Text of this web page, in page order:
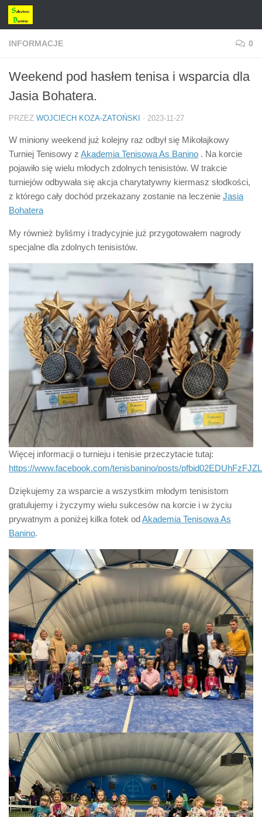
Przejdź do treści
INFORMACJE 0
Weekend pod hasłem tenisa i wsparcia dla
Jasia Bohatera.
PRZEZ WOJCIECH KOZA-ZATOŃSKI · 2023-11-27
W miniony weekend już kolejny raz odbył się Mikołajkowy
Turniej Tenisowy z Akademia Tenisowa As Banino . Na korcie
pojawiło się wielu młodych zdolnych tenisistów. W trakcie
turniejów odbywała się akcja charytatywny kiermasz słodkości,
z którego cały dochód przekazany zostanie na leczenie Jasia
Bohatera
My również byliśmy i tradycyjnie już przygotowałem nagrody
specjalne dla zdolnych tenisistów.
Więcej informacji o turnieju i tenisie przeczytacie tutaj:
https://www.facebook.com/tenisbanino/posts/
Dziękujemy za wsparcie a wszystkim młodym tenisistom
gratulujemy i życzymy wielu sukcesów na korcie i w życiu
prywatnym a poniżej kilka fotek odAkademia Tenisowa As
Banino.